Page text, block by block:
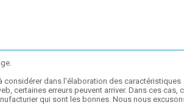
considérer dans l'élaboration des caractéristiques
certaines erreurs peuvent arriver. Dans ces cas,
qui sont les bonnes. Nous nous